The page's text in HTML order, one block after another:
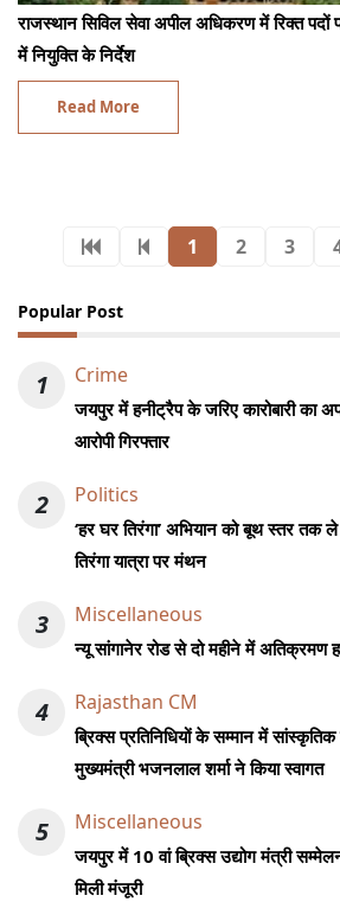
राजस्थान सिविल सेवा अपील अधिकरण में रिक्त पदों
में नियुक्ति के निर्देश
Read More
1 2 3
Popular Post
1 Crime
जयपुर में हनीट्रैप के जरिए कारोबारी का
आरोपी गिरफ्तार
2 Politics
‘हर घर तिरंगा’ अभियान को बूथ स्तर तक
तिरंगा यात्रा पर मंथन
3 Miscellaneous
न्यू सांगानेर रोड से दो महीने में अतिक्रमण
4 Rajasthan CM
ब्रिक्स प्रतिनिधियों के सम्मान में
मुख्यमंत्री भजनलाल शर्मा ने किया स्वागत
5 Miscellaneous
जयपुर में 10 वां ब्रिक्स उद्योग मंत्री
मिली मंजूरी